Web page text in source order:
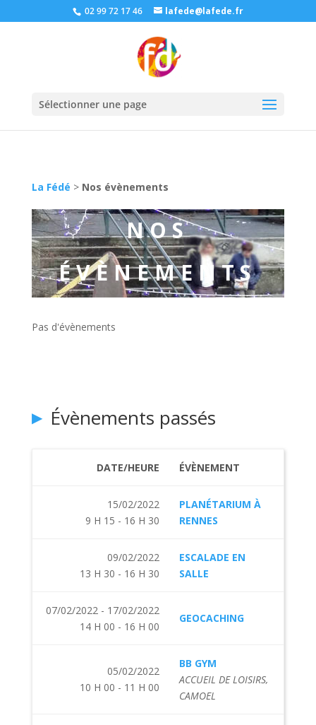
02 99 72 17 46 lafede@lafede.fr
Sélectionner une page
La Fédé > Nos évènements
NOS
ÉVÈNEMENTS
Pas d'évènements
Évènements passés
DATE/HEURE ÉVÈNEMENT
15/02/2022
9 H 15 - 16 H 30
PLANÉTARIUM À
RENNES
09/02/2022
13 H 30 - 16 H 30
ESCALADE EN
SALLE
07/02/2022 - 17/02/2022
14 H 00 - 16 H 00
GEOCACHING
05/02/2022
10 H 00 - 11 H 00
BB GYM
ACCUEIL DE LOISIRS,
CAMOEL